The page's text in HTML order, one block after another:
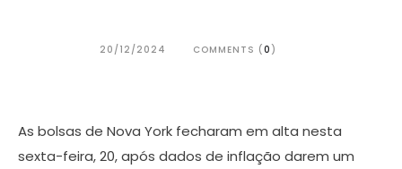
20/12/2024 COMMENTS (0 )
As bolsas de Nova York fecharam em alta nesta
sexta-feira, 20, após dados de inflação darem um